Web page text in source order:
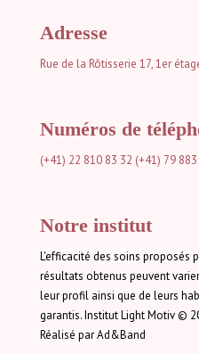
Adresse
Rue de la Rôtisserie 17, 1er
Numéros de
(+41) 22 810 83 32 (+41) 79
Notre institut
L'efficacité des soins proposés
résultats obtenus peuvent
leur profil ainsi que de leurs
garantis. Institut Light Motiv ©
Réalisé par Ad&Band